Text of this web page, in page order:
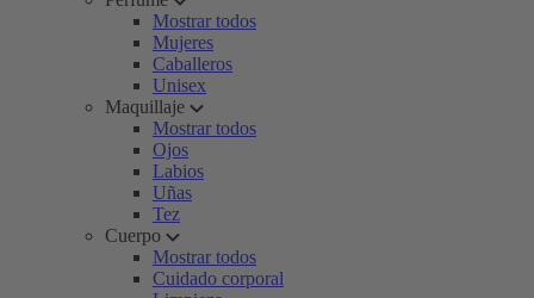
Mostrar todos
Mujeres
Caballeros
Unisex
Maquillaje
Mostrar todos
Ojos
Labios
Uñas
Tez
Cuerpo
Mostrar todos
Cuidado corporal